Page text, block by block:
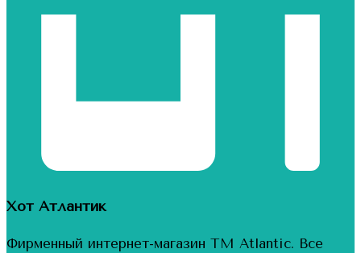
Хот Атлантик
Фирменный интернет-магазин ТМ Atlantic. Все